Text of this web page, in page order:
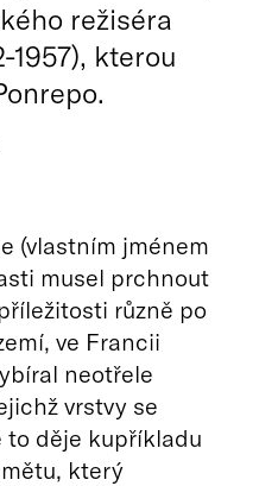
režiséra
1957), kterou
(vlastním jménem
musel prchnout
různě po
ve Francii
neotřele
vrstvy se
to děje kupříkladu
který